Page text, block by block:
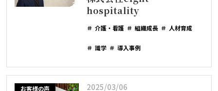
hospitality
介護・看護 組織成長 人材育成
識学 導入事例
お客様の声 2025/03/06